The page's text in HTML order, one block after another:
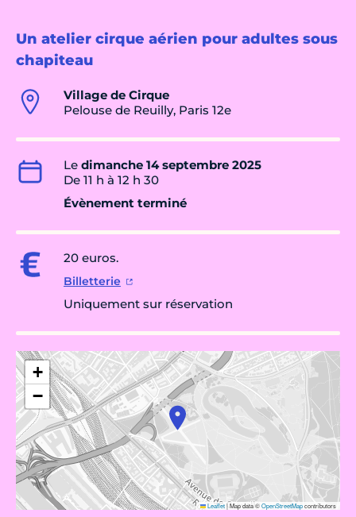
Un atelier cirque aérien pour adultes sous
chapiteau
Village de Cirque
Pelouse de Reuilly, Paris 12e
Le dimanche 14 septembre 2025
De 11 h à 12 h 30
Évènement terminé
20 euros.
Billetterie
Uniquement sur réservation
+
−
Leaflet|Map data ©OpenStreetMapcontributors